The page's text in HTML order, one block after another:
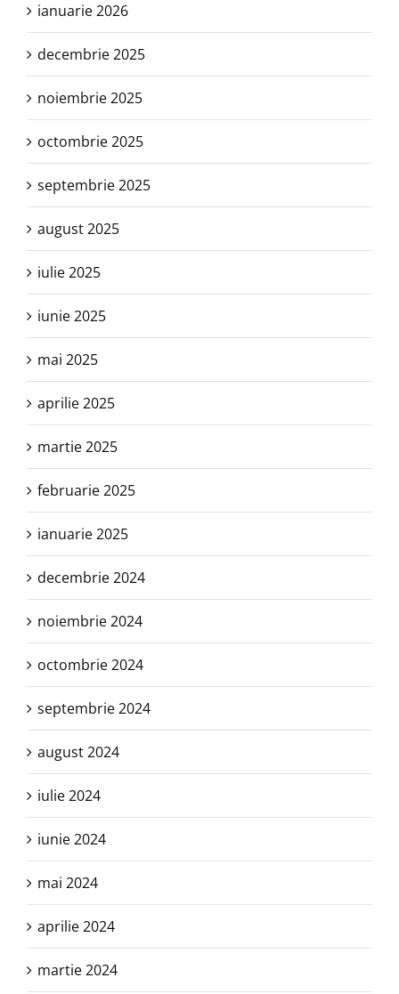
ianuarie 2026
decembrie 2025
noiembrie 2025
octombrie 2025
septembrie 2025
august 2025
iulie 2025
iunie 2025
mai 2025
aprilie 2025
martie 2025
februarie 2025
ianuarie 2025
decembrie 2024
noiembrie 2024
octombrie 2024
septembrie 2024
august 2024
iulie 2024
iunie 2024
mai 2024
aprilie 2024
martie 2024